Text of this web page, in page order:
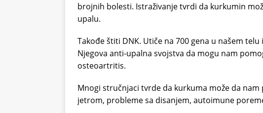
brojnih bolesti. Istraživanje tvrdi da kurkumin
upalu.
Takođe štiti DNK. Utiče na 700 gena u našem
Njegova anti-upalna svojstva da mogu nam
osteoartritis.
Mnogi stručnjaci tvrde da kurkuma može da
jetrom, probleme sa disanjem, autoimune